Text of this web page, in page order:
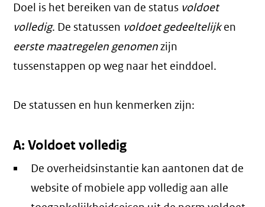
Doel is het bereiken van de status voldoet
volledig. De statussen voldoet gedeeltelijken
eerste maatregelen genomenzijn
tussenstappen op weg naar het einddoel.
De statussen en hun kenmerken zijn:
A: Voldoet volledig
De overheidsinstantie kan aantonen dat de
website of mobiele app volledig aan alle